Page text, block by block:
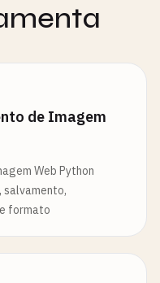
de Imagem
Web Python
salvamento,
formato